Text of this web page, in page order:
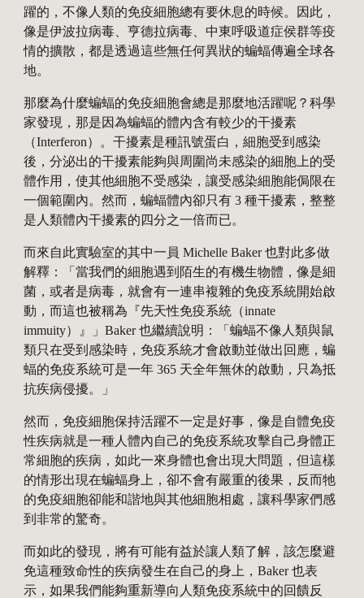
躍的，不像人類的免疫細胞總有要休息的時候。因此，
像是伊波拉病毒、亨德拉病毒、中東呼吸道症侯群等疫
情的擴散，都是透過這些無任何異狀的蝙蝠傳遍全球各
地。
那麼為什麼蝙蝠的免疫細胞會總是那麼地活躍呢？科學
家發現，那是因為蝙蝠的體內含有較少的干擾素
（Interferon）。干擾素是種訊號蛋白，細胞受到感染
後，分泌出的干擾素能夠與周圍尚未感染的細胞上的受
體作用，使其他細胞不受感染，讓受感染細胞能侷限在
一個範圍內。然而，蝙蝠體內卻只有 3 種干擾素，整整
是人類體內干擾素的四分之一倍而已。
而來自此實驗室的其中一員 Michelle Baker 也對此多做
解釋：「當我們的細胞遇到陌生的有機生物體，像是細
菌，或者是病毒，就會有一連串複雜的免疫系統開始啟
動，而這也被稱為『先天性免疫系統（innate
immuity）』」Baker 也繼續說明：「蝙蝠不像人類與鼠
類只在受到感染時，免疫系統才會啟動並做出回應，蝙
蝠的免疫系統可是一年 365 天全年無休的啟動，只為抵
抗疾病侵擾。」
然而，免疫細胞保持活躍不一定是好事，像是自體免疫
性疾病就是一種人體內自己的免疫系統攻擊自己身體正
常細胞的疾病，如此一來身體也會出現大問題，但這樣
的情形出現在蝙蝠身上，卻不會有嚴重的後果，反而牠
的免疫細胞卻能和諧地與其他細胞相處，讓科學家們感
到非常的驚奇。
而如此的發現，將有可能有益於讓人類了解，該怎麼避
免這種致命性的疾病發生在自己的身上，Baker 也表
示，如果我們能夠重新導向人類免疫系統中的回饋反